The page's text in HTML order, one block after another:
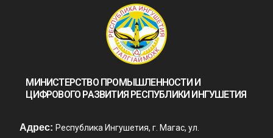
МИНИСТЕРСТВО ПРОМЫШЛЕННОСТИ И
ЦИФРОВОГО РАЗВИТИЯ РЕСПУБЛИКИ ИНГУШЕТИЯ
Адрес: Республика Ингушетия, г. Магас, ул.